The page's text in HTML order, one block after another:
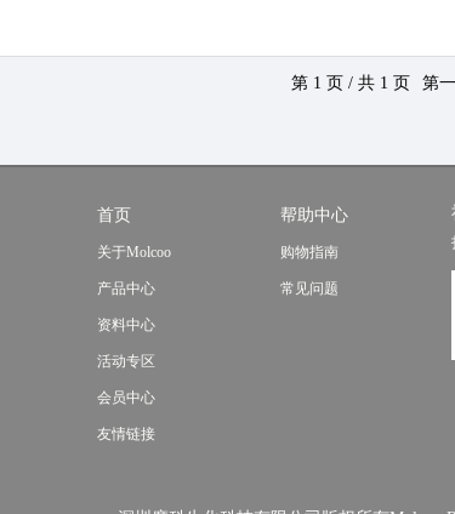
第 1 页 / 共 1 页 第
首页
关于Molcoo
产品中心
资料中心
活动专区
会员中心
友情链接
帮助中心
购物指南
常见问题